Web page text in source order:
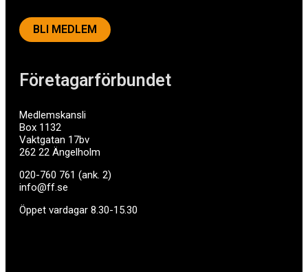
Företagarförbundet
Medlemskansli
Box 1132
Vaktgatan 17bv
262 22 Ängelholm
020-760 761 (ank. 2)
info@ff.se
Öppet vardagar 8.30-15.30
BLI MEDLEM